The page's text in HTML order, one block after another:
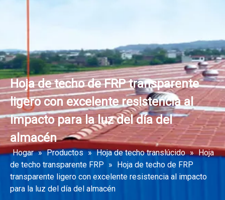
Hoja de techo de FRP transparente
ligero con excelente resistencia al
impacto para la luz del día del
almacén
Hogar » Productos » Hoja de techo translúcido » Hoja
de techo transparente FRP » Hoja de techo de FRP
transparente ligero con excelente resistencia al impacto
para la luz del día del almacén